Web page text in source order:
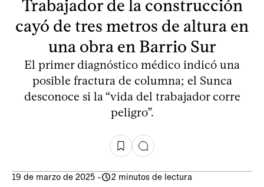
Trabajador de la construcción
cayó de tres metros de altura en
una obra en Barrio Sur
El primer diagnóstico médico indicó una
posible fractura de columna; el Sunca
desconoce si la “vida del trabajador corre
peligro”.
19 de marzo de 2025 - 2 minutos de lectura